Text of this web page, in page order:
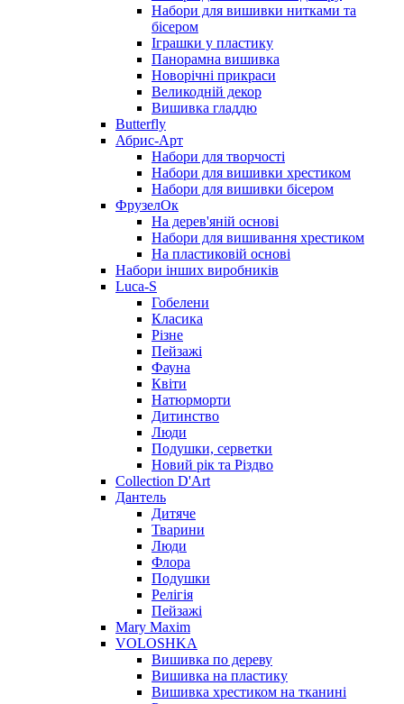
Набори для вишивки нитками та
бісером
Іграшки у пластику
Панорамна вишивка
Новорічні прикраси
Великодній декор
Вишивка гладдю
Butterfly
Абрис-Арт
Набори для творчості
Набори для вишивки хрестиком
Набори для вишивки бісером
ФрузелОк
На дерев'яній основі
Набори для вишивання хрестиком
На пластиковій основі
Набори інших виробників
Luca-S
Гобелени
Класика
Різне
Пейзажі
Фауна
Квіти
Натюрморти
Дитинство
Люди
Подушки, серветки
Новий рік та Різдво
Collection D'Art
Дантель
Дитяче
Тварини
Люди
Флора
Подушки
Релігія
Пейзажі
Mary Maxim
VOLOSHKA
Вишивка по дереву
Вишивка на пластику
Вишивка хрестиком на тканині